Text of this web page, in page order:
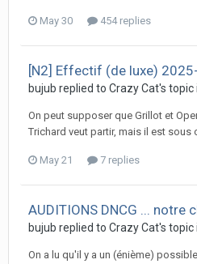
May 30 454 replies
[N2] Effectif (de luxe)
bujub replied to Crazy Cat's topic
On peut supposer que Grillot et
Trichard veut partir, mais il est sous
May 21 7 replies
AUDITIONS DNCG ... notre
bujub replied to Crazy Cat's topic
On a lu qu'il y a un (énième)